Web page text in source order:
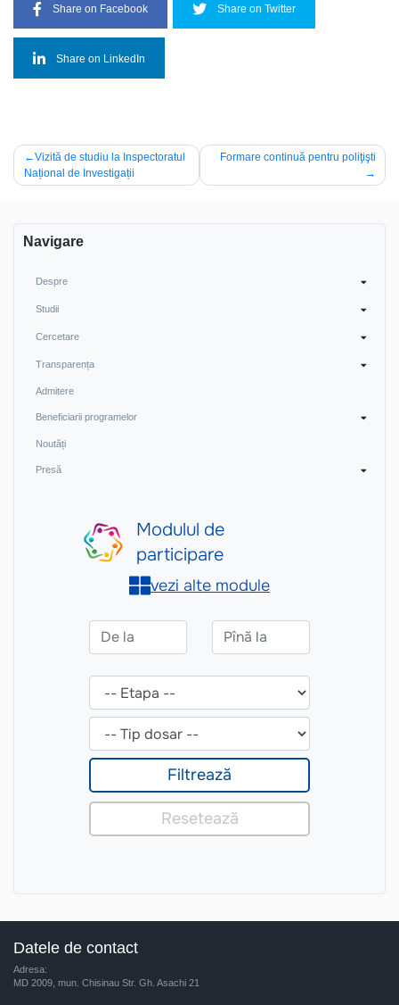
Share on Facebook Share on Twitter
Share on LinkedIn
Navigare
în
Vizită de studiu la Inspectoratul
Național de Investigații
Formare continuă pentru poliţişti
Navigare
Despre
Studii
Cercetare
Transparența
Admitere
Beneficiarii programelor
Noutăți
Presă
Datele de contact
Adresa:
MD 2009, mun. Chisinau Str. Gh. Asachi 21